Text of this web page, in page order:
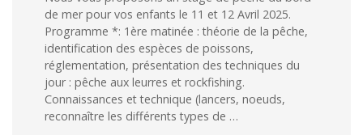
de mer pour vos enfants le 11 et 12 Avril 2025.
Programme *: 1ère matinée : théorie de la pêche,
identification des espèces de poissons,
réglementation, présentation des techniques du
jour : pêche aux leurres et rockfishing.
Connaissances et technique (lancers, noeuds,
reconnaître les différents types de …